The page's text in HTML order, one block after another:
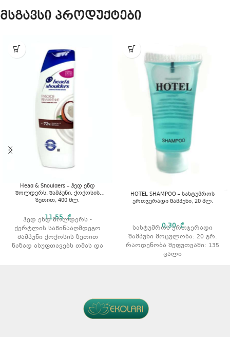
მსგავსი პროდუქტები
Head & Shoulders – ჰედ ენდ
შოლდერს, შამპუნი, ქოქოსის
ზეთით, 400 მლ.
11,55₾
ჰედ ენდ შოლდერს -
ქერტლის საწინააღმდეგო
შამპუნი ქოქოსის ზეთით
ნაზად ასუფთავებს თმას და
HOTEL SHAMPOO – სასტუმროს
ერთჯერადი შამპუნი, 20 მლ.
0,30₾
სასტუმროს ერთჯერადი
შამპუნი მოცულობა: 20 გრ.
რაოდენობა შეფუთვაში: 135
ცალი